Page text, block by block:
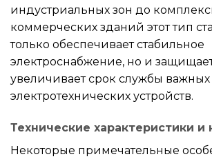
индустриальных зон до
коммерческих зданий этот тип
только обеспечивает стабильное
электроснабжение, но и
увеличивает срок службы важных
электротехнических устройств.
Технические характеристики и
Некоторые примечательные